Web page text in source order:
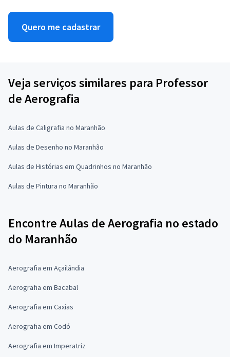
Quero me cadastrar
Veja serviços similares para Professor
de Aerografia
Aulas de Caligrafia no Maranhão
Aulas de Desenho no Maranhão
Aulas de Histórias em Quadrinhos no Maranhão
Aulas de Pintura no Maranhão
Encontre Aulas de Aerografia no estado
do Maranhão
Aerografia em Açailândia
Aerografia em Bacabal
Aerografia em Caxias
Aerografia em Codó
Aerografia em Imperatriz